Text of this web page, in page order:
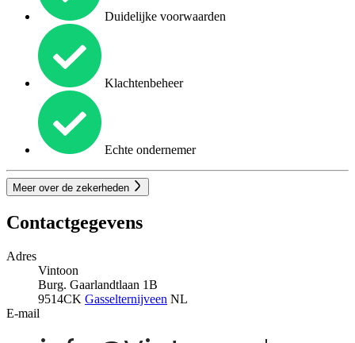
Duidelijke voorwaarden
Klachtenbeheer
Echte ondernemer
Meer over de zekerheden
Contactgegevens
Adres
Vintoon
Burg. Gaarlandtlaan 1B
9514CK Gasselternijveen NL
E-mail